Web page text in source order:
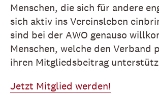
Menschen, die sich für andere
sich aktiv ins Vereinsleben
sind bei der AWO genauso
Menschen, welche den Verband
ihren Mitgliedsbeitrag
Jetzt Mitglied werden!